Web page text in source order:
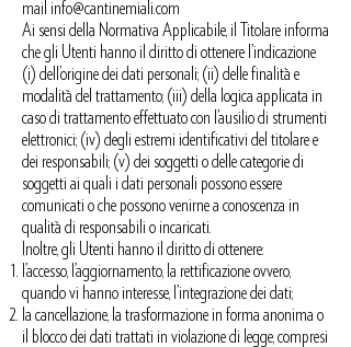
mail info@cantinemiali.com
Ai sensi della Normativa Applicabile, il Titolare informa
che gli Utenti hanno il diritto di ottenere l’indicazione
(i) dell’origine dei dati personali; (ii) delle finalità e
modalità del trattamento; (iii) della logica applicata in
caso di trattamento effettuato con l’ausilio di strumenti
elettronici; (iv) degli estremi identificativi del titolare e
dei responsabili; (v) dei soggetti o delle categorie di
soggetti ai quali i dati personali possono essere
comunicati o che possono venirne a conoscenza in
qualità di responsabili o incaricati.
Inoltre, gli Utenti hanno il diritto di ottenere:
l’accesso, l’aggiornamento, la rettificazione ovvero,
quando vi hanno interesse, l’integrazione dei dati;
la cancellazione, la trasformazione in forma anonima o
il blocco dei dati trattati in violazione di legge, compresi